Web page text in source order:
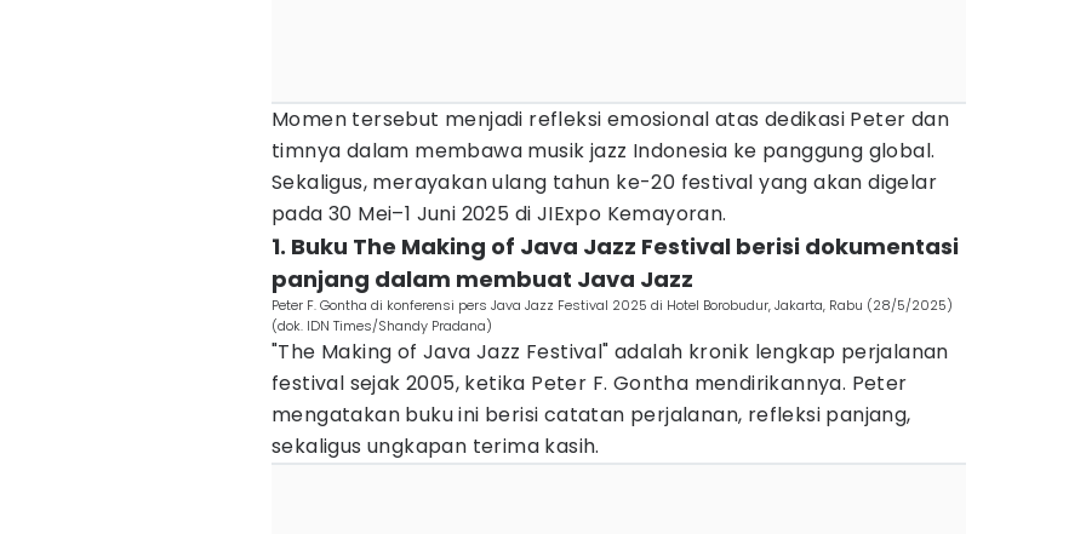
Momen tersebut menjadi refleksi emosional atas dedikasi Peter dan
timnya dalam membawa musik jazz Indonesia ke panggung global.
Sekaligus, merayakan ulang tahun ke-20 festival yang akan digelar
pada 30 Mei–1 Juni 2025 di JIExpo Kemayoran.
1. Buku The Making of Java Jazz Festival berisi dokumentasi
panjang dalam membuat Java Jazz
Peter F. Gontha di konferensi pers Java Jazz Festival 2025 di Hotel Borobudur, Jakarta, Rabu (28/5/2025)
(dok. IDN Times/Shandy Pradana)
"The Making of Java Jazz Festival" adalah kronik lengkap perjalanan
festival sejak 2005, ketika Peter F. Gontha mendirikannya. Peter
mengatakan buku ini berisi catatan perjalanan, refleksi panjang,
sekaligus ungkapan terima kasih.